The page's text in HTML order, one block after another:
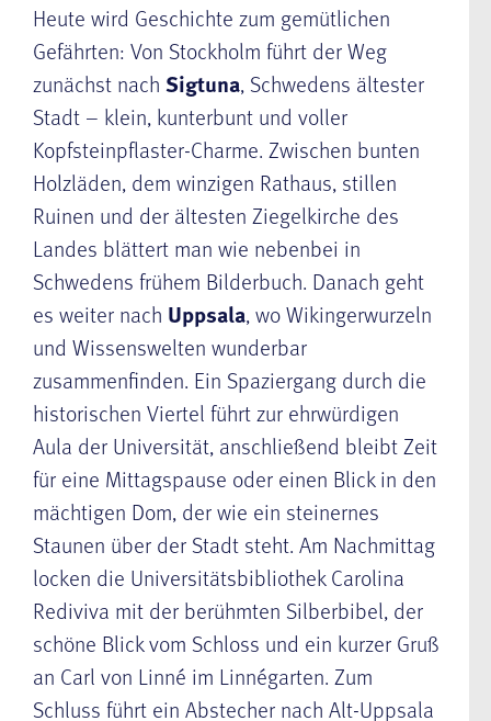
Heute wird Geschichte zum gemütlichen
Gefährten: Von Stockholm führt der Weg
zunächst nach Sigtuna, Schwedens ältester
Stadt – klein, kunterbunt und voller
Kopfsteinpflaster-Charme. Zwischen bunten
Holzläden, dem winzigen Rathaus, stillen
Ruinen und der ältesten Ziegelkirche des
Landes blättert man wie nebenbei in
Schwedens frühem Bilderbuch. Danach geht
es weiter nach Uppsala, wo Wikingerwurzeln
und Wissenswelten wunderbar
zusammenfinden. Ein Spaziergang durch die
historischen Viertel führt zur ehrwürdigen
Aula der Universität, anschließend bleibt Zeit
für eine Mittagspause oder einen Blick in den
mächtigen Dom, der wie ein steinernes
Staunen über der Stadt steht. Am Nachmittag
locken die Universitätsbibliothek Carolina
Rediviva mit der berühmten Silberbibel, der
schöne Blick vom Schloss und ein kurzer Gruß
an Carl von Linné im Linnégarten. Zum
Schluss führt ein Abstecher nach Alt-Uppsala